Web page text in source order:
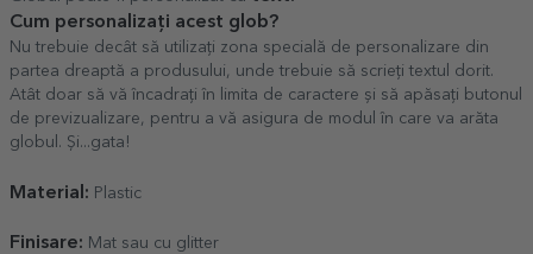
Cum personalizați acest glob?
Nu trebuie decât să utilizați zona specială de personalizare din
partea dreaptă a produsului, unde trebuie să scrieți textul dorit.
Atât doar să vă încadrați în limita de caractere și să apăsați butonul
de previzualizare, pentru a vă asigura de modul în care va arăta
globul. Și...gata!
Material: Plastic
Finisare: Mat sau cu glitter